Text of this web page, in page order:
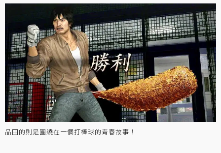
品田的則是圍繞在一個打棒球的青春故事！